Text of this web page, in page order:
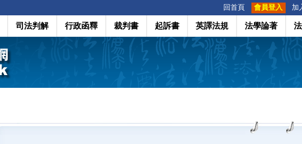
回首頁 會員登入 加
司法判解 行政函釋 裁判書 起訴書 英譯法規 法學論著